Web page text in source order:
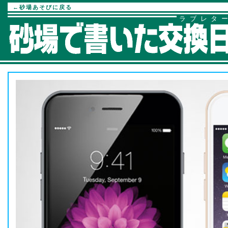
←砂場あそびに戻る
ラブレタ